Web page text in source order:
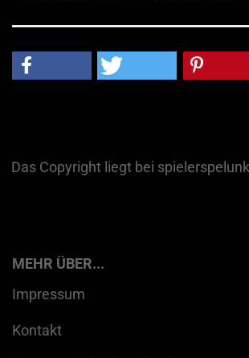
Das Copyright liegt bei
MEHR ÜBER...
Impressum
Kontakt